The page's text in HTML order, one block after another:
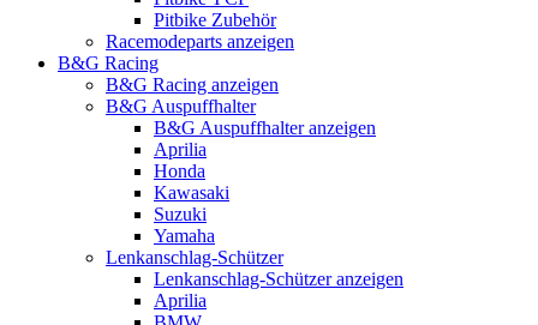
Pitbike Zubehör
Racemodeparts anzeigen
B&G Racing
B&G Racing anzeigen
B&G Auspuffhalter
B&G Auspuffhalter anzeigen
Aprilia
Honda
Kawasaki
Suzuki
Yamaha
Lenkanschlag-Schützer
Lenkanschlag-Schützer anzeigen
Aprilia